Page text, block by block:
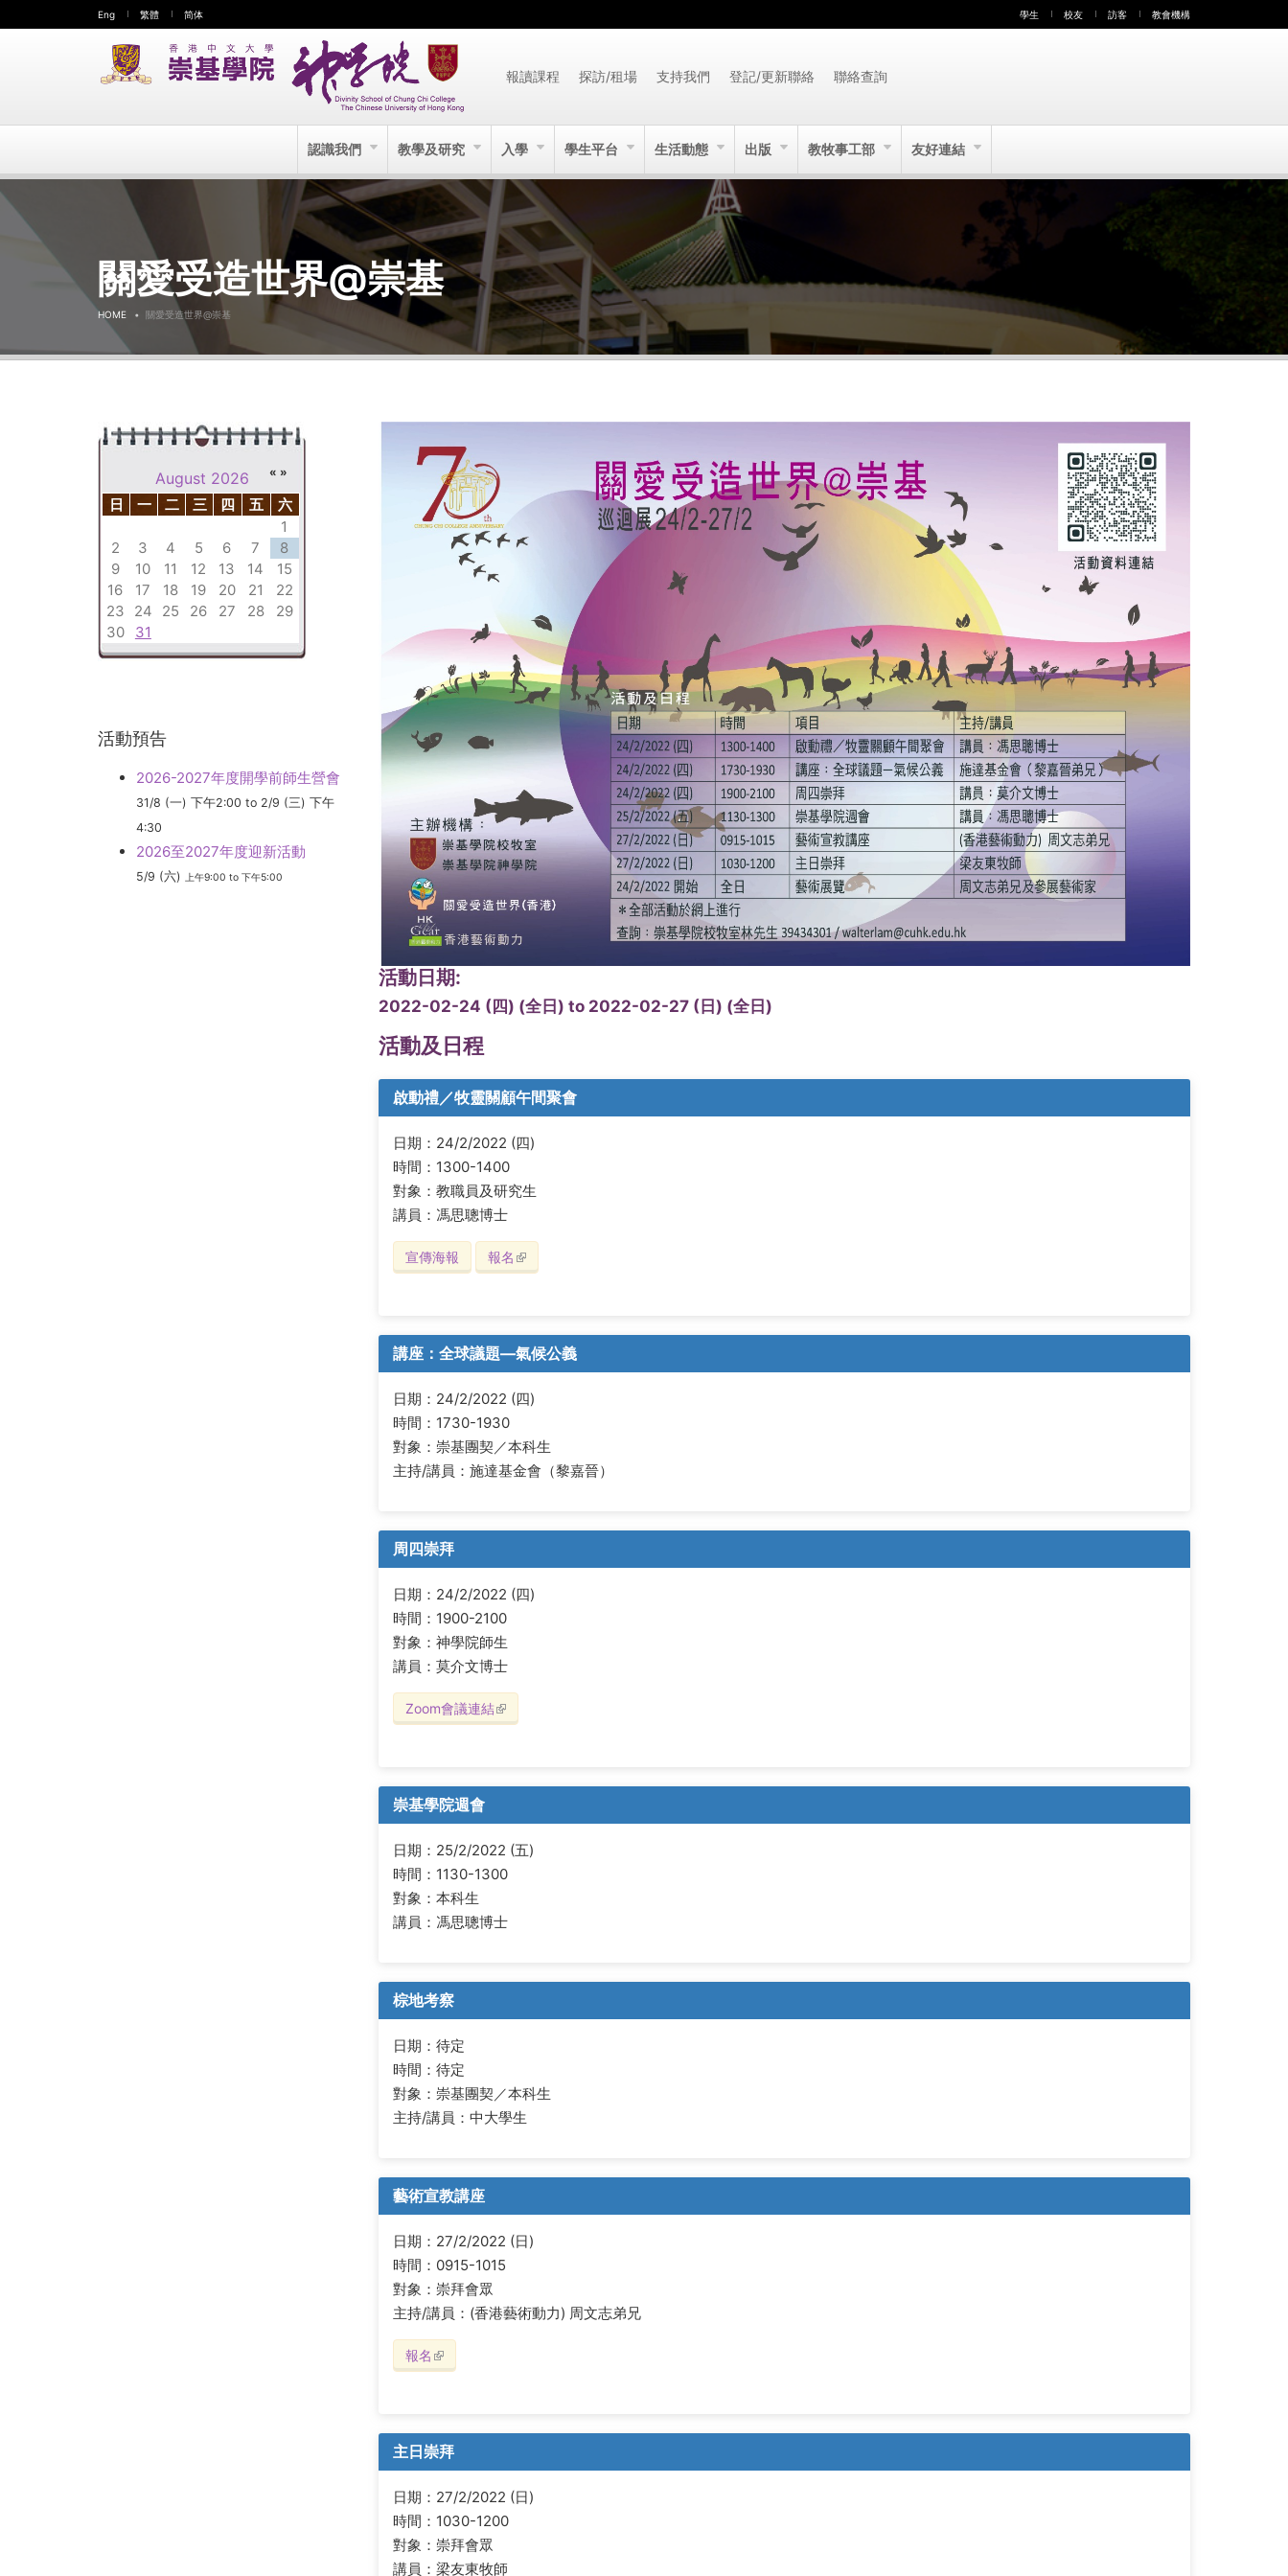
Eng 繁體 简体 學生 校友 訪客 教會機構
報讀課程 探訪/租場 支持我們 登記/更新聯絡 聯絡查詢
認識我們 教學及研究 入學 學生平台 生活動態 出版 教牧事工部 友好連結
關愛受造世界@崇基
HOME 關愛受造世界@崇基
活動日期:
2022-02-24 (四) (全日) to 2022-02-27 (日) (全日)
活動及日程
啟動禮／牧靈關顧午間聚會
日期：24/2/2022 (四)
時間：1300-1400
對象：教職員及研究生
講員：馮思聰博士
宣傳海報 報名 (link is external)
講座：全球議題—氣候公義
日期：24/2/2022 (四)
時間：1730-1930
對象：崇基團契／本科生
主持/講員：施達基金會（黎嘉晉）
周四崇拜
日期：24/2/2022 (四)
時間：1900-2100
對象：神學院師生
講員：莫介文博士
Zoom會議連結(link is external)
崇基學院週會
日期：25/2/2022 (五)
時間：1130-1300
對象：本科生
講員：馮思聰博士
棕地考察
日期：待定
時間：待定
對象：崇基團契／本科生
主持/講員：中大學生
藝術宣教講座
日期：27/2/2022 (日)
時間：0915-1015
對象：崇拜會眾
主持/講員：(香港藝術動力) 周文志弟兄
報名 (link is external)
主日崇拜
日期：27/2/2022 (日)
時間：1030-1200
對象：崇拜會眾
講員：梁友東牧師
August 2026 « »
日 一 二 三 四 五
六
1
2
3 4 5 6 7
8
9
10 11 12 13 14
15
16
17 18 19 20 21
22
23
24 25 26 27 28
29
30
31
活動預告
2026-2027年度開學前師生營會
31/8 (一) 下午2:00 to 2/9 (三) 下午
4:30
2026至2027年度迎新活動
5/9 (六) 上午9:00 to 下午5:00